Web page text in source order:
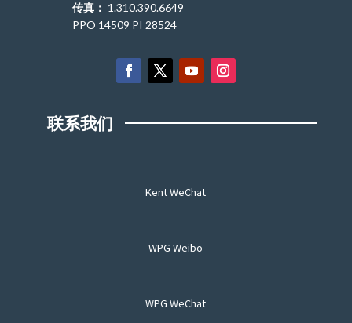
传真： 1.310.390.6649
PPO 14509 PI 28524
联系我们
Kent WeChat
WPG Weibo
WPG WeChat